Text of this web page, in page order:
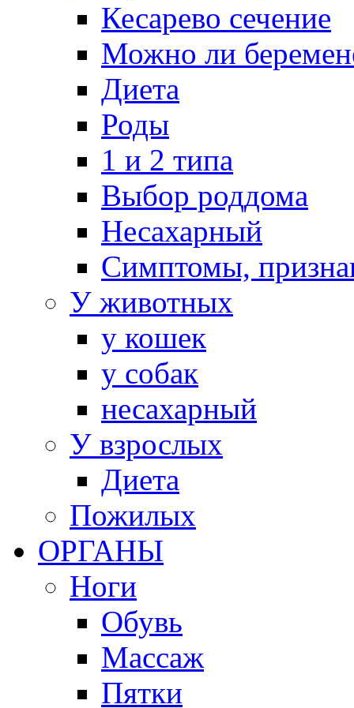
Кесарево сечение
Можно ли
Диета
Роды
1 и 2 типа
Выбор роддома
Несахарный
Симптомы,
У животных
у кошек
у собак
несахарный
У взрослых
Диета
Пожилых
ОРГАНЫ
Ноги
Обувь
Массаж
Пятки